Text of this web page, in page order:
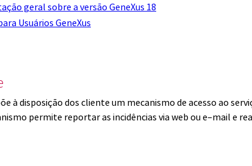
geral sobre a versão GeneXus 18
Usuários GeneXus
à disposição dos cliente um mecanismo de acesso ao
permite reportar as incidências via web ou e–mail e